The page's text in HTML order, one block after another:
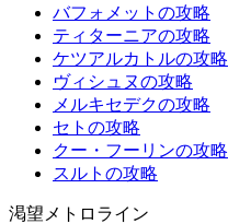
バフォメットの攻略
ティターニアの攻略
ケツアルカトルの攻略
ヴィシュヌの攻略
メルキセデクの攻略
セトの攻略
クー・フーリンの攻略
スルトの攻略
渇望メトロライン